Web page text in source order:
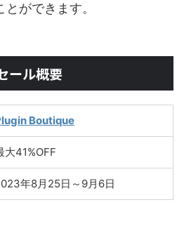
ができます。
ール概要
Boutique
大41%OFF
年8月25日～9月6日